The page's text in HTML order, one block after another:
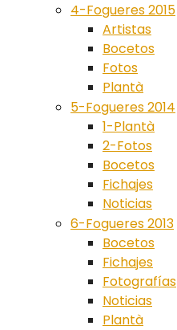
4-Fogueres 2015
Artistas
Bocetos
Fotos
Plantà
5-Fogueres 2014
1-Plantà
2-Fotos
Bocetos
Fichajes
Noticias
6-Fogueres 2013
Bocetos
Fichajes
Fotografías
Noticias
Plantà